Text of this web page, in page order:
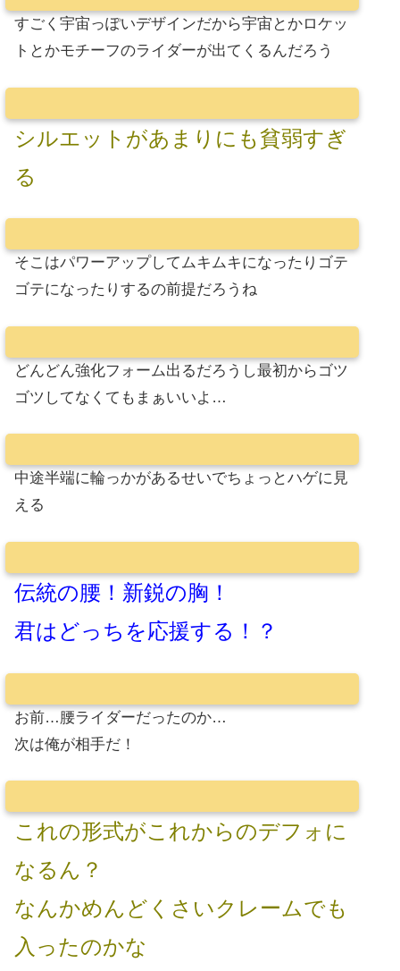
すごく宇宙っぽいデザインだから宇宙とかロケッ
トとかモチーフのライダーが出てくるんだろう
シルエットがあまりにも貧弱すぎ
る
そこはパワーアップしてムキムキになったりゴテ
ゴテになったりするの前提だろうね
どんどん強化フォーム出るだろうし最初からゴツ
ゴツしてなくてもまぁいいよ…
中途半端に輪っかがあるせいでちょっとハゲに見
える
伝統の腰！新鋭の胸！
君はどっちを応援する！？
お前…腰ライダーだったのか…
次は俺が相手だ！
これの形式がこれからのデフォに
なるん？
なんかめんどくさいクレームでも
入ったのかな